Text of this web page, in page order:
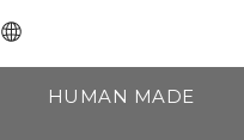
HUMAN MADE